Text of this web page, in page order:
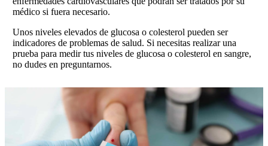
médico si fuera necesario.
Unos niveles elevados de glucosa o colesterol pueden ser
indicadores de problemas de salud. Si necesitas realizar una
prueba para medir tus niveles de glucosa o colesterol en sangre,
no dudes en preguntarnos.